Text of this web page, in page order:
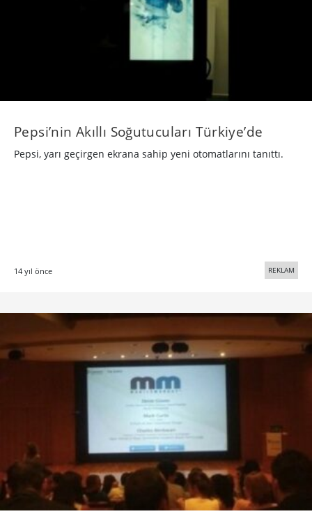
Pepsi’nin Akıllı Soğutucuları Türkiye’de
Pepsi, yarı geçirgen ekrana sahip yeni otomatlarını tanıttı.
14 yıl önce REKLAM